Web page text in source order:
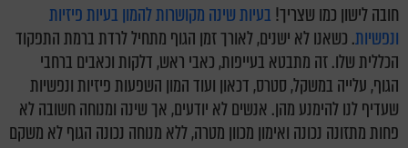
חובה לישון כמו שצריך! בעיות שינה מקושרות להמון בעיות פיזיות
ונפשיות. כשאנו לא ישנים, לאורך זמן הגוף מתחיל לרדת ברמת התפקוד
הכללית שלו. זה מתבטא בעייפות, כאבי ראש, דלקות וכאבים ברחבי
הגוף, עלייה במשקל, סטרס, דכאון ועוד המון השפעות פיזיות ונפשיות
שעדיף לנו להימנע מהן. אנשים לא יודעים, אך שינה ומנוחה חשובה לא
פחות מתזונה נכונה ואימון מכוון מטרה, ללא מנוחה נכונה הגוף לא משקם